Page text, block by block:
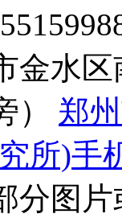
金水
） 郑
所)手
分图